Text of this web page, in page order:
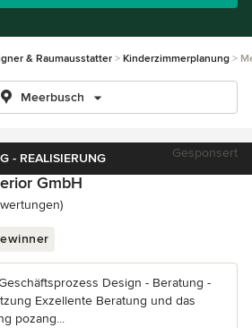
& Raumausstatter Kinderzimmerplanung
Meerbusch
- REALISIERUNG Gesponsert
GmbH
4.7 von 5 Sternen
Design - Beratung -
Exzellente Beratung und das
pozang...